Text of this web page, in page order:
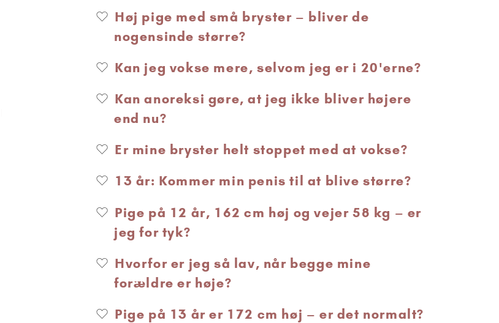
Høj pige med små bryster – bliver de
nogensinde større?
Kan jeg vokse mere, selvom jeg er i 20'erne?
Kan anoreksi gøre, at jeg ikke bliver højere
end nu?
Er mine bryster helt stoppet med at vokse?
13 år: Kommer min penis til at blive større?
Pige på 12 år, 162 cm høj og vejer 58 kg – er
jeg for tyk?
Hvorfor er jeg så lav, når begge mine
forældre er høje?
Pige på 13 år er 172 cm høj – er det normalt?